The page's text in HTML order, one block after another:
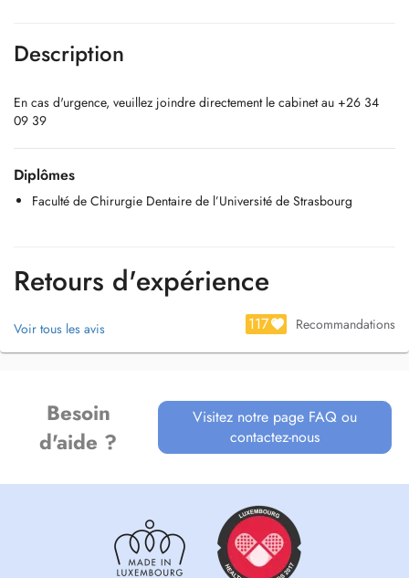
Description
En cas d'urgence, veuillez joindre directement le cabinet au +26 34
09 39
Diplômes
Faculté de Chirurgie Dentaire de l’Université de Strasbourg
Retours d'expérience
Voir tous les avis 117 Recommandations
Besoin
d'aide ?
Visitez notre page FAQ ou
contactez-nous